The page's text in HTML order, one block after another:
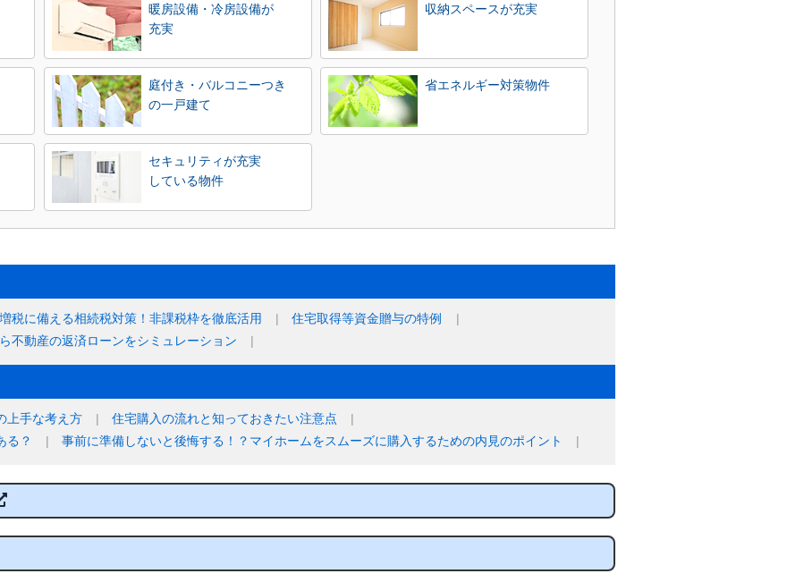
暖房設備・冷房設備が
充実
収納スペースが充実
庭付き・バルコニーつき
の一戸建て
省エネルギー対策物件
セキュリティが充実
している物件
増税に備える相続税対策！非課税枠を徹底活用
住宅取得等資金贈与の特例
不動産の返済ローンをシミュレーション
上手な考え方
住宅購入の流れと知っておきたい注意点
る？
事前に準備しないと後悔する！？マイホームをスムーズに購入するための内見のポイント